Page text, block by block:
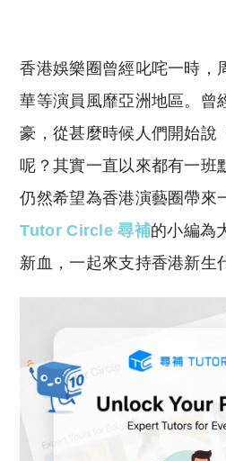
香港娛樂圈曾經叱咤一時，
華等演員風靡亞洲地區。曾
豪，從甚麼時候人們開始說
呢？其實一直以來都有一班
仍然希望為香港演藝圈帶來
Tutor Circle 尋補的小編為
新血，一起來支持香港新生